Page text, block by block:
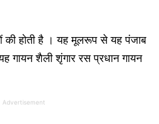
की होती है । यह मूलरूप से यह पंजाब
गायन शैली शृंगार रस प्रधान गायन
Advertisement